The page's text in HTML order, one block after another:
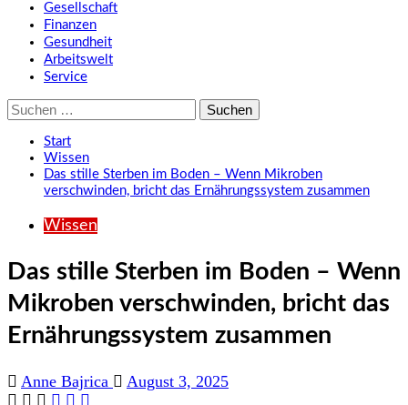
Gesellschaft
Finanzen
Gesundheit
Arbeitswelt
Service
Suche
nach:
Start
Wissen
Das stille Sterben im Boden – Wenn Mikroben
verschwinden, bricht das Ernährungssystem zusammen
Wissen
Das stille Sterben im Boden – Wenn
Mikroben verschwinden, bricht das
Ernährungssystem zusammen
Anne Bajrica August 3, 2025